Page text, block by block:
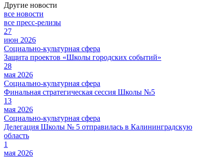
Другие новости
все новости
все пресс-релизы
27
июн 2026
Социально-культурная сфера
Защита проектов «Школы городских событий»
28
мая 2026
Социально-культурная сфера
Финальная стратегическая сессия Школы №5
13
мая 2026
Социально-культурная сфера
Делегация Школы № 5 отправилась в Калининградскую
область
1
мая 2026